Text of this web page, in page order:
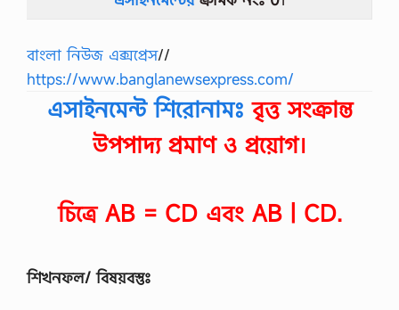
বাংলা নিউজ এক্সপ্রেস//
https://www.banglanewsexpress.com/
এসাইনমেন্ট শিরোনামঃ বৃত্ত সংক্রান্ত
উপপাদ্য প্রমাণ ও প্রয়ােগ।
চিত্রে AB = CD এবং AB | CD.
শিখনফল/ বিষয়বস্তুঃ